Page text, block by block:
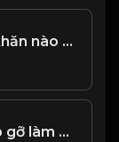
Bất kỳ khó khăn nào cũng có thể vượt qua, khi ta không ngừng cố gắng! & Đạo
Người ơi gặp gỡ làm chi Trăm năm biết có duyên gì hay không! & Đạo